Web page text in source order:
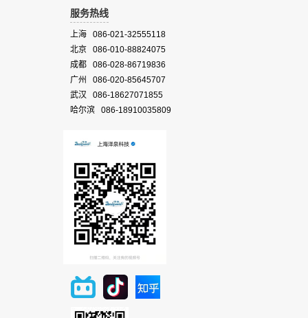
服务热线
上海 086-021-32555118
北京 086-010-88824075
成都 086-028-86719836
广州 086-020-85645707
武汉 086-18627071855
哈尔滨 086-18910035809